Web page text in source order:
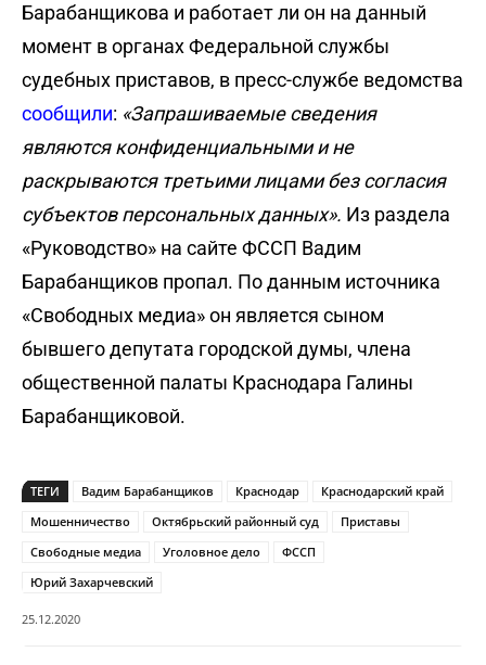
Барабанщикова и работает ли он на данный
момент в органах Федеральной службы
судебных приставов, в пресс-службе ведомства
сообщили: «Запрашиваемые сведения
являются конфиденциальными и не
раскрываются третьими лицами без согласия
субъектов персональных данных». Из раздела
«Руководство» на сайте ФССП Вадим
Барабанщиков пропал. По данным источника
«Свободных медиа» он является сыном
бывшего депутата городской думы, члена
общественной палаты Краснодара Галины
Барабанщиковой.
ТЕГИ Вадим Барабанщиков Краснодар
Краснодарский край
Мошенничество
Октябрьский районный суд
Приставы
Свободные медиа
Уголовное дело
ФССП
Юрий Захарчевский
25.12.2020